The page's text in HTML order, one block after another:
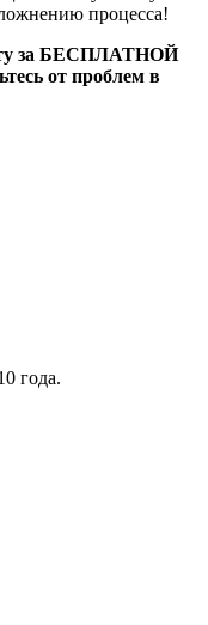
процесса!
за БЕСПЛАТНОЙ
от проблем в
года.